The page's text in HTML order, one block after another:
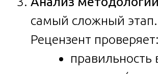
самый сложный этап.
Рецензент проверяет:
правильность